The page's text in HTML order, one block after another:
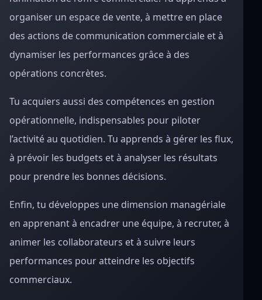
organiser un espace de vente, à mettre en place
des actions de communication commerciale et à
dynamiser les performances grâce à des
opérations concrètes.
Tu acquiers aussi des compétences en gestion
opérationnelle, indispensables pour piloter
l’activité au quotidien. Tu apprends à gérer les flux,
à prévoir les budgets et à analyser les résultats
pour prendre les bonnes décisions.
Enfin, tu développes une dimension managériale
en apprenant à encadrer une équipe, à recruter, à
animer les collaborateurs et à suivre leurs
performances pour atteindre les objectifs
commerciaux.